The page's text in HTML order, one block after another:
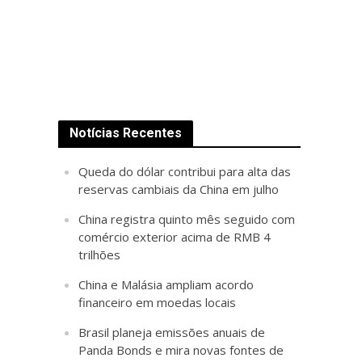
Notícias Recentes
Queda do dólar contribui para alta das
reservas cambiais da China em julho
China registra quinto mês seguido com
comércio exterior acima de RMB 4
trilhões
China e Malásia ampliam acordo
financeiro em moedas locais
Brasil planeja emissões anuais de
Panda Bonds e mira novas fontes de